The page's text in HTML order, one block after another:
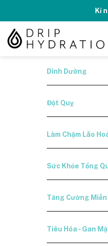
content
Kỉ
Dinh Dưỡng
Đột Quỵ
Làm Chậm Lão
Sức Khỏe Tổng
Tăng Cường Miễn
Tiêu Hóa - Gan